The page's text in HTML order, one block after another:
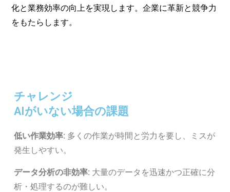
化と業務効率の向上を実現します。企業に革新と競争力
をもたらします。
チャレンジ
AIがいない場合の課題
低い作業効率: 多くの作業が時間と労力を要し、ミスが
発生しやすい。
データ分析の非効率: 大量のデータを迅速かつ正確に分
析・処理するのが難しい。